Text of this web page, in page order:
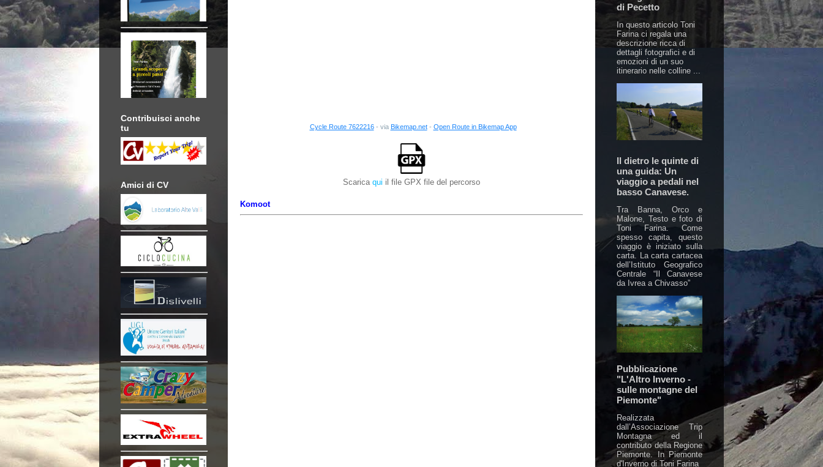
Cycle Route 7622216- via Bikemap.net- Open Route in Bikemap App
Scarica qui il file GPX file del percorso
Komoot
Contribuisci anche
tu
Amici di CV
di Pecetto
In questo articolo Toni
Farina ci regala una
descrizione ricca di
dettagli fotografici e di
emozioni di un suo
itinerario nelle colline ...
Il dietro le quinte di
una guida: Un
viaggio a pedali nel
basso Canavese.
Tra Banna, Orco e
Malone, Testo e foto di
Toni Farina. Come
spesso capita, questo
viaggio è iniziato sulla
carta. La carta cartacea
dell’Istituto Geografico
Centrale “Il Canavese
da Ivrea a Chivasso”
Pubblicazione
"L'Altro Inverno -
sulle montagne del
Piemonte"
Realizzata
dall’Associazione Trip
Montagna ed il
contributo della Regione
Piemonte. In Piemonte
d'Inverno di Toni Farina